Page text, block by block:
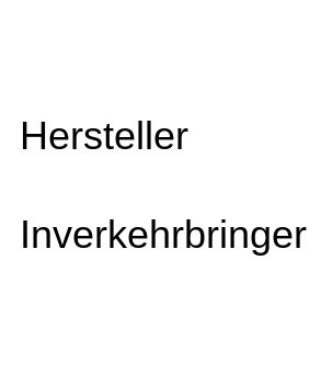
Hersteller
Inverkehrbringer